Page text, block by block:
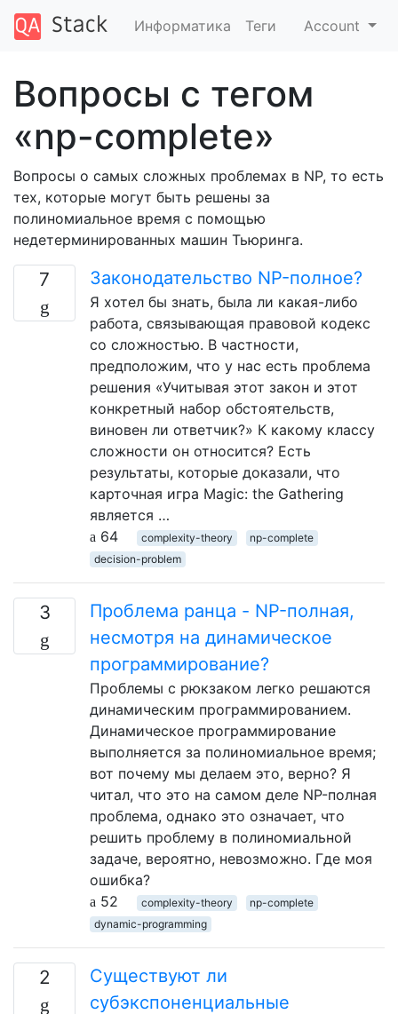
Информатика Теги Account
Вопросы с тегом
«np-complete»
Вопросы о самых сложных проблемах в NP, то есть
тех, которые могут быть решены за
полиномиальное время с помощью
недетерминированных машин Тьюринга.
7 Законодательство NP-полное?
Я хотел бы знать, была ли какая-либо
работа, связывающая правовой кодекс
со сложностью. В частности,
предположим, что у нас есть проблема
решения «Учитывая этот закон и этот
конкретный набор обстоятельств,
виновен ли ответчик?» К какому классу
сложности он относится? Есть
результаты, которые доказали, что
карточная игра Magic: the Gathering
является …
64
complexity-theory
np-complete
decision-problem
3
Проблема ранца - NP-полная,
несмотря на динамическое
программирование?
Проблемы с рюкзаком легко решаются
динамическим программированием.
Динамическое программирование
выполняется за полиномиальное время;
вот почему мы делаем это, верно? Я
читал, что это на самом деле NP-полная
проблема, однако это означает, что
решить проблему в полиномиальной
задаче, вероятно, невозможно. Где моя
ошибка?
52
complexity-theory
np-complete
dynamic-programming
2
Существуют ли
субэкспоненциальные